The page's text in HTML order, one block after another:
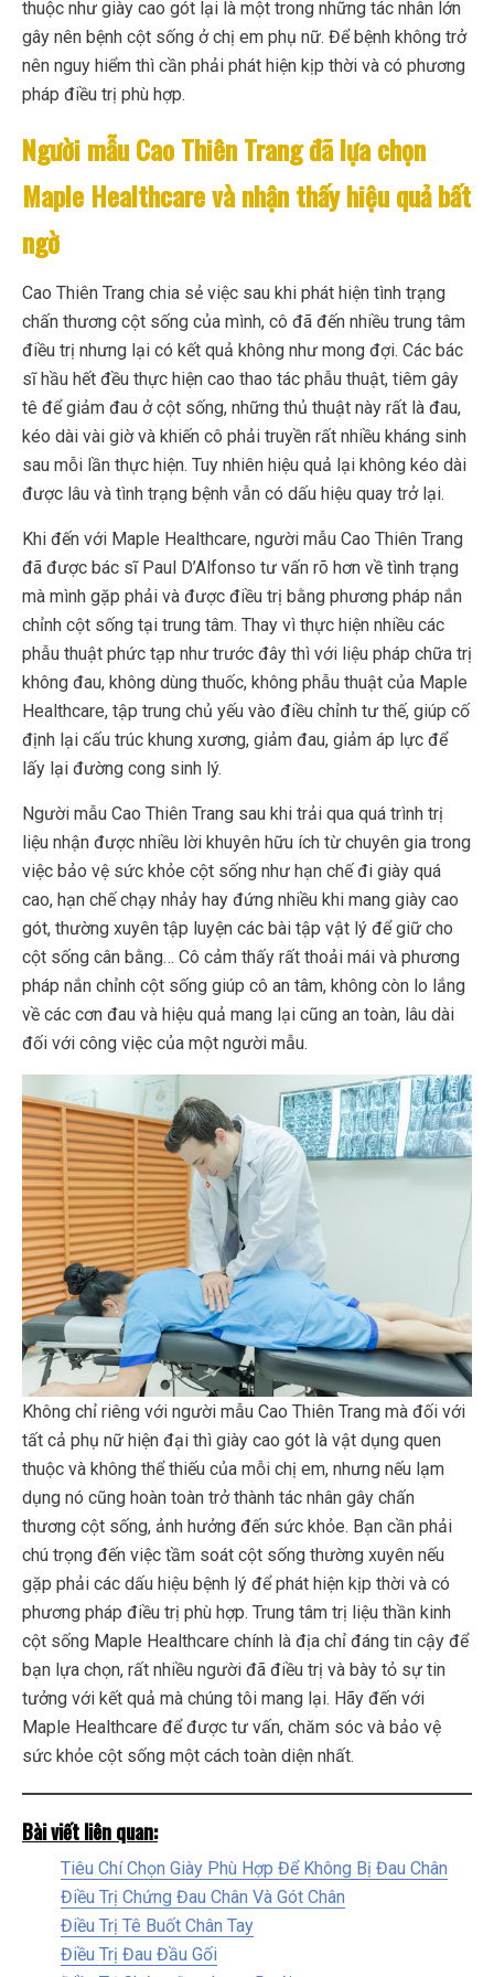
thuộc như giày cao gót lại là một trong những tác nhân lớn
gây nên bệnh cột sống ở chị em phụ nữ. Để bệnh không trở
nên nguy hiểm thì cần phải phát hiện kịp thời và có phương
pháp điều trị phù hợp.
Người mẫu Cao Thiên Trang đã lựa chọn
Maple Healthcare và nhận thấy hiệu quả bất
ngờ
Cao Thiên Trang chia sẻ việc sau khi phát hiện tình trạng
chấn thương cột sống của mình, cô đã đến nhiều trung tâm
điều trị nhưng lại có kết quả không như mong đợi. Các bác
sĩ hầu hết đều thực hiện cao thao tác phẫu thuật, tiêm gây
tê để giảm đau ở cột sống, những thủ thuật này rất là đau,
kéo dài vài giờ và khiến cô phải truyền rất nhiều kháng sinh
sau mỗi lần thực hiện. Tuy nhiên hiệu quả lại không kéo dài
được lâu và tình trạng bệnh vẫn có dấu hiệu quay trở lại.
Khi đến với Maple Healthcare, người mẫu Cao Thiên Trang
đã được bác sĩ Paul D’Alfonso tư vấn rõ hơn về tình trạng
mà mình gặp phải và được điều trị bằng phương pháp nắn
chỉnh cột sống tại trung tâm. Thay vì thực hiện nhiều các
phẫu thuật phức tạp như trước đây thì với liệu pháp chữa trị
không đau, không dùng thuốc, không phẫu thuật của Maple
Healthcare, tập trung chủ yếu vào điều chỉnh tư thế, giúp cố
định lại cấu trúc khung xương, giảm đau, giảm áp lực để
lấy lại đường cong sinh lý.
Người mẫu Cao Thiên Trang sau khi trải qua quá trình trị
liệu nhận được nhiều lời khuyên hữu ích từ chuyên gia trong
việc bảo vệ sức khỏe cột sống như hạn chế đi giày quá
cao, hạn chế chạy nhảy hay đứng nhiều khi mang giày cao
gót, thường xuyên tập luyện các bài tập vật lý để giữ cho
cột sống cân bằng… Cô cảm thấy rất thoải mái và phương
pháp nắn chỉnh cột sống giúp cô an tâm, không còn lo lắng
về các cơn đau và hiệu quả mang lại cũng an toàn, lâu dài
đối với công việc của một người mẫu.
Không chỉ riêng với người mẫu Cao Thiên Trang mà đối với
tất cả phụ nữ hiện đại thì giày cao gót là vật dụng quen
thuộc và không thể thiếu của mỗi chị em, nhưng nếu lạm
dụng nó cũng hoàn toàn trở thành tác nhân gây chấn
thương cột sống, ảnh hưởng đến sức khỏe. Bạn cần phải
chú trọng đến việc tầm soát cột sống thường xuyên nếu
gặp phải các dấu hiệu bệnh lý để phát hiện kịp thời và có
phương pháp điều trị phù hợp. Trung tâm trị liệu thần kinh
cột sống Maple Healthcare chính là địa chỉ đáng tin cậy để
bạn lựa chọn, rất nhiều người đã điều trị và bày tỏ sự tin
tưởng với kết quả mà chúng tôi mang lại. Hãy đến với
Maple Healthcare để được tư vấn, chăm sóc và bảo vệ
sức khỏe cột sống một cách toàn diện nhất.
Bài viết liên quan:
Tiêu Chí Chọn Giày Phù Hợp Để Không Bị Đau Chân
Điều Trị Chứng Đau Chân Và Gót Chân
Điều Trị Tê Buốt Chân Tay
Điều Trị Đau Đầu Gối